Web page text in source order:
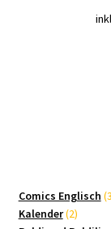
Comics Englisch
Kalender 22